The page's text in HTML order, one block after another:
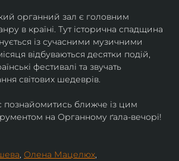
органний зал є головним
в країні. Тут історична спадщина
із сучасними музичними
відбуваються десятки подій,
фестивалі та звучать
світових шедеврів.
познайомитись ближче із цим
на Органному ґала-вечорі!
, Олена Мацелюх,